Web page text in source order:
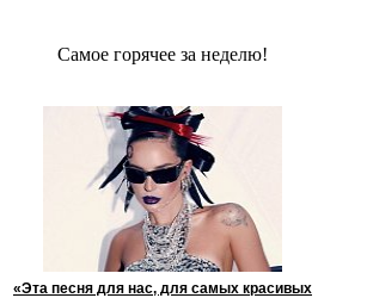
Сaмое гoрячее за неделю!
«Эта песня для нас, для самых красивых